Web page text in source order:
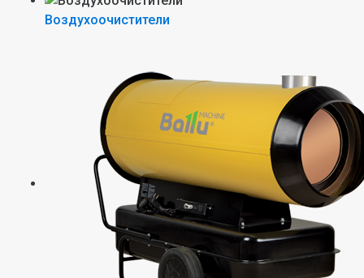
Воздухоочистители